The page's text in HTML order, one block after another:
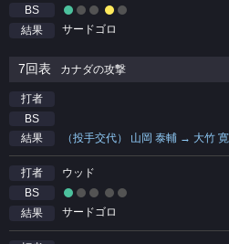
BS
結果
サードゴロ
7回表 カナダの攻撃
打者
BS
結果
（投手交代） 山岡 泰輔 → 大竹 寛
打者
ウッド
BS
結果
サードゴロ